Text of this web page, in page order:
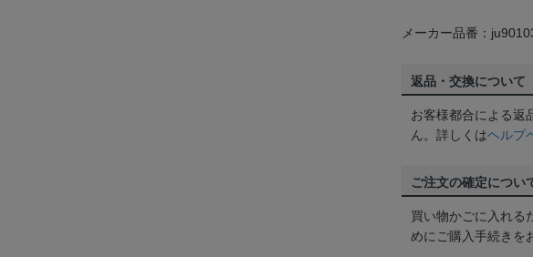
メーカー品番：
返品・交換について
お客様都合による返
ん。詳しくはヘルプ
ご注文の確定につい
買い物かごに入れる
めにご購入手続きを